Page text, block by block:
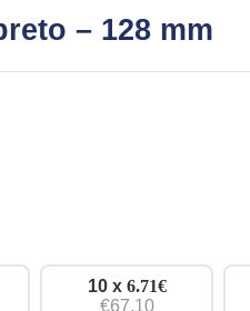
– 128 mm
10 x 6.71€
€67.10